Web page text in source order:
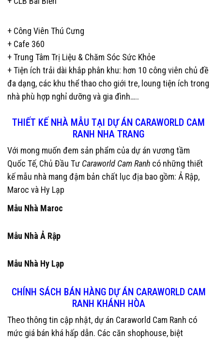
+ Công Viên Thú Cưng
+ Cafe 360
+ Trung Tâm Trị Liệu & Chăm Sóc Sức Khỏe
+ Tiện ích trải dài khắp phân khu: hơn 10 công viên chủ đề
đa dạng, các khu thể thao cho giới tre, loung tiện ích trong
nhà phù hợp nghỉ dưỡng và gia đình…..
THIẾT KẾ NHÀ MẪU TẠI DỰ ÁN CARAWORLD CAM
RANH NHA TRANG
Với mong muốn đem sản phẩm của dự án vương tầm
Quốc Tế, Chủ Đầu Tư Caraworld Cam Ranh có những thiết
kế mẫu nhà mang đậm bản chất lục địa bao gồm: Ả Rập,
Maroc và Hy Lạp
Mẫu Nhà Maroc
Mẫu Nhà Ả Rập
Mẫu Nhà Hy Lạp
CHÍNH SÁCH BÁN HÀNG DỰ ÁN CARAWORLD CAM
RANH KHÁNH HÒA
Theo thông tin cập nhật, dự án Caraworld Cam Ranh có
mức giá bán khá hấp dẫn. Các căn shophouse, biệt